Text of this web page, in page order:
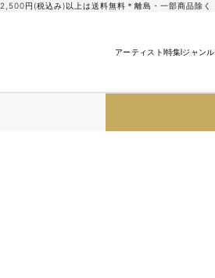
2,500円(税込み)以上は送料無料＊離島・一部商品除く
アーティスト 特集 ジャンル